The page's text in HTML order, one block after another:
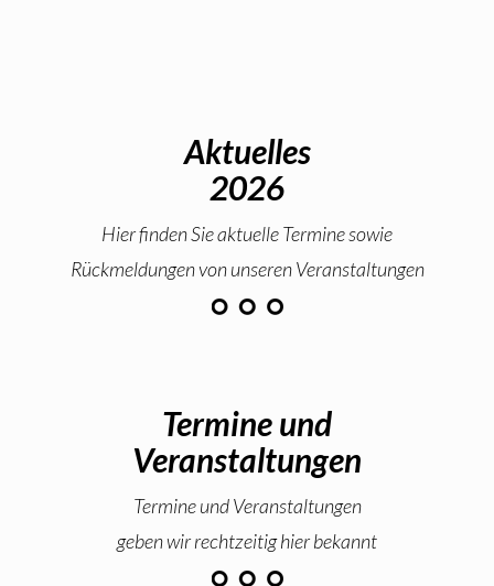
Aktuelles
2026
Hier finden Sie aktuelle Termine sowie
Rückmeldungen von unseren Veranstaltungen
Termine und
Veranstaltungen
Termine und Veranstaltungen
geben wir rechtzeitig hier bekannt